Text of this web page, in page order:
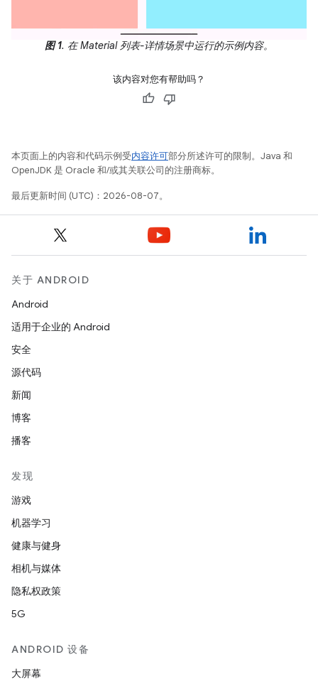
图 1. 在 Material 列表-详情场景中运行的示例内容。
该内容对您有帮助吗？
本页面上的内容和代码示例受内容许可部分所述许可的限制。Java 和
OpenJDK 是 Oracle 和/或其关联公司的注册商标。
最后更新时间 (UTC)：2026-08-07。
关于 ANDROID
Android
适用于企业的 Android
安全
源代码
新闻
博客
播客
发现
游戏
机器学习
健康与健身
相机与媒体
隐私权政策
5G
ANDROID 设备
大屏幕